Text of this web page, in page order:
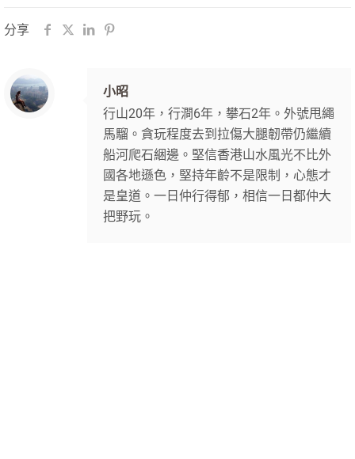
分享
小昭
行山20年，行澗6年，攀石2年。外號甩繩
馬騮。貪玩程度去到拉傷大腿韌帶仍繼續
船河爬石綑邊。堅信香港山水風光不比外
國各地遜色，堅持年齡不是限制，心態才
是皇道。一日仲行得郁，相信一日都仲大
把野玩。